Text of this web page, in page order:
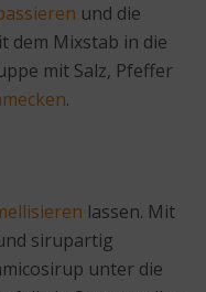
und die
dem Mixstab in die
mit Salz, Pfeffer
.
lassen. Mit
sirupartig
unter die